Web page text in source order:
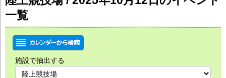
一覧
施設で抽出する